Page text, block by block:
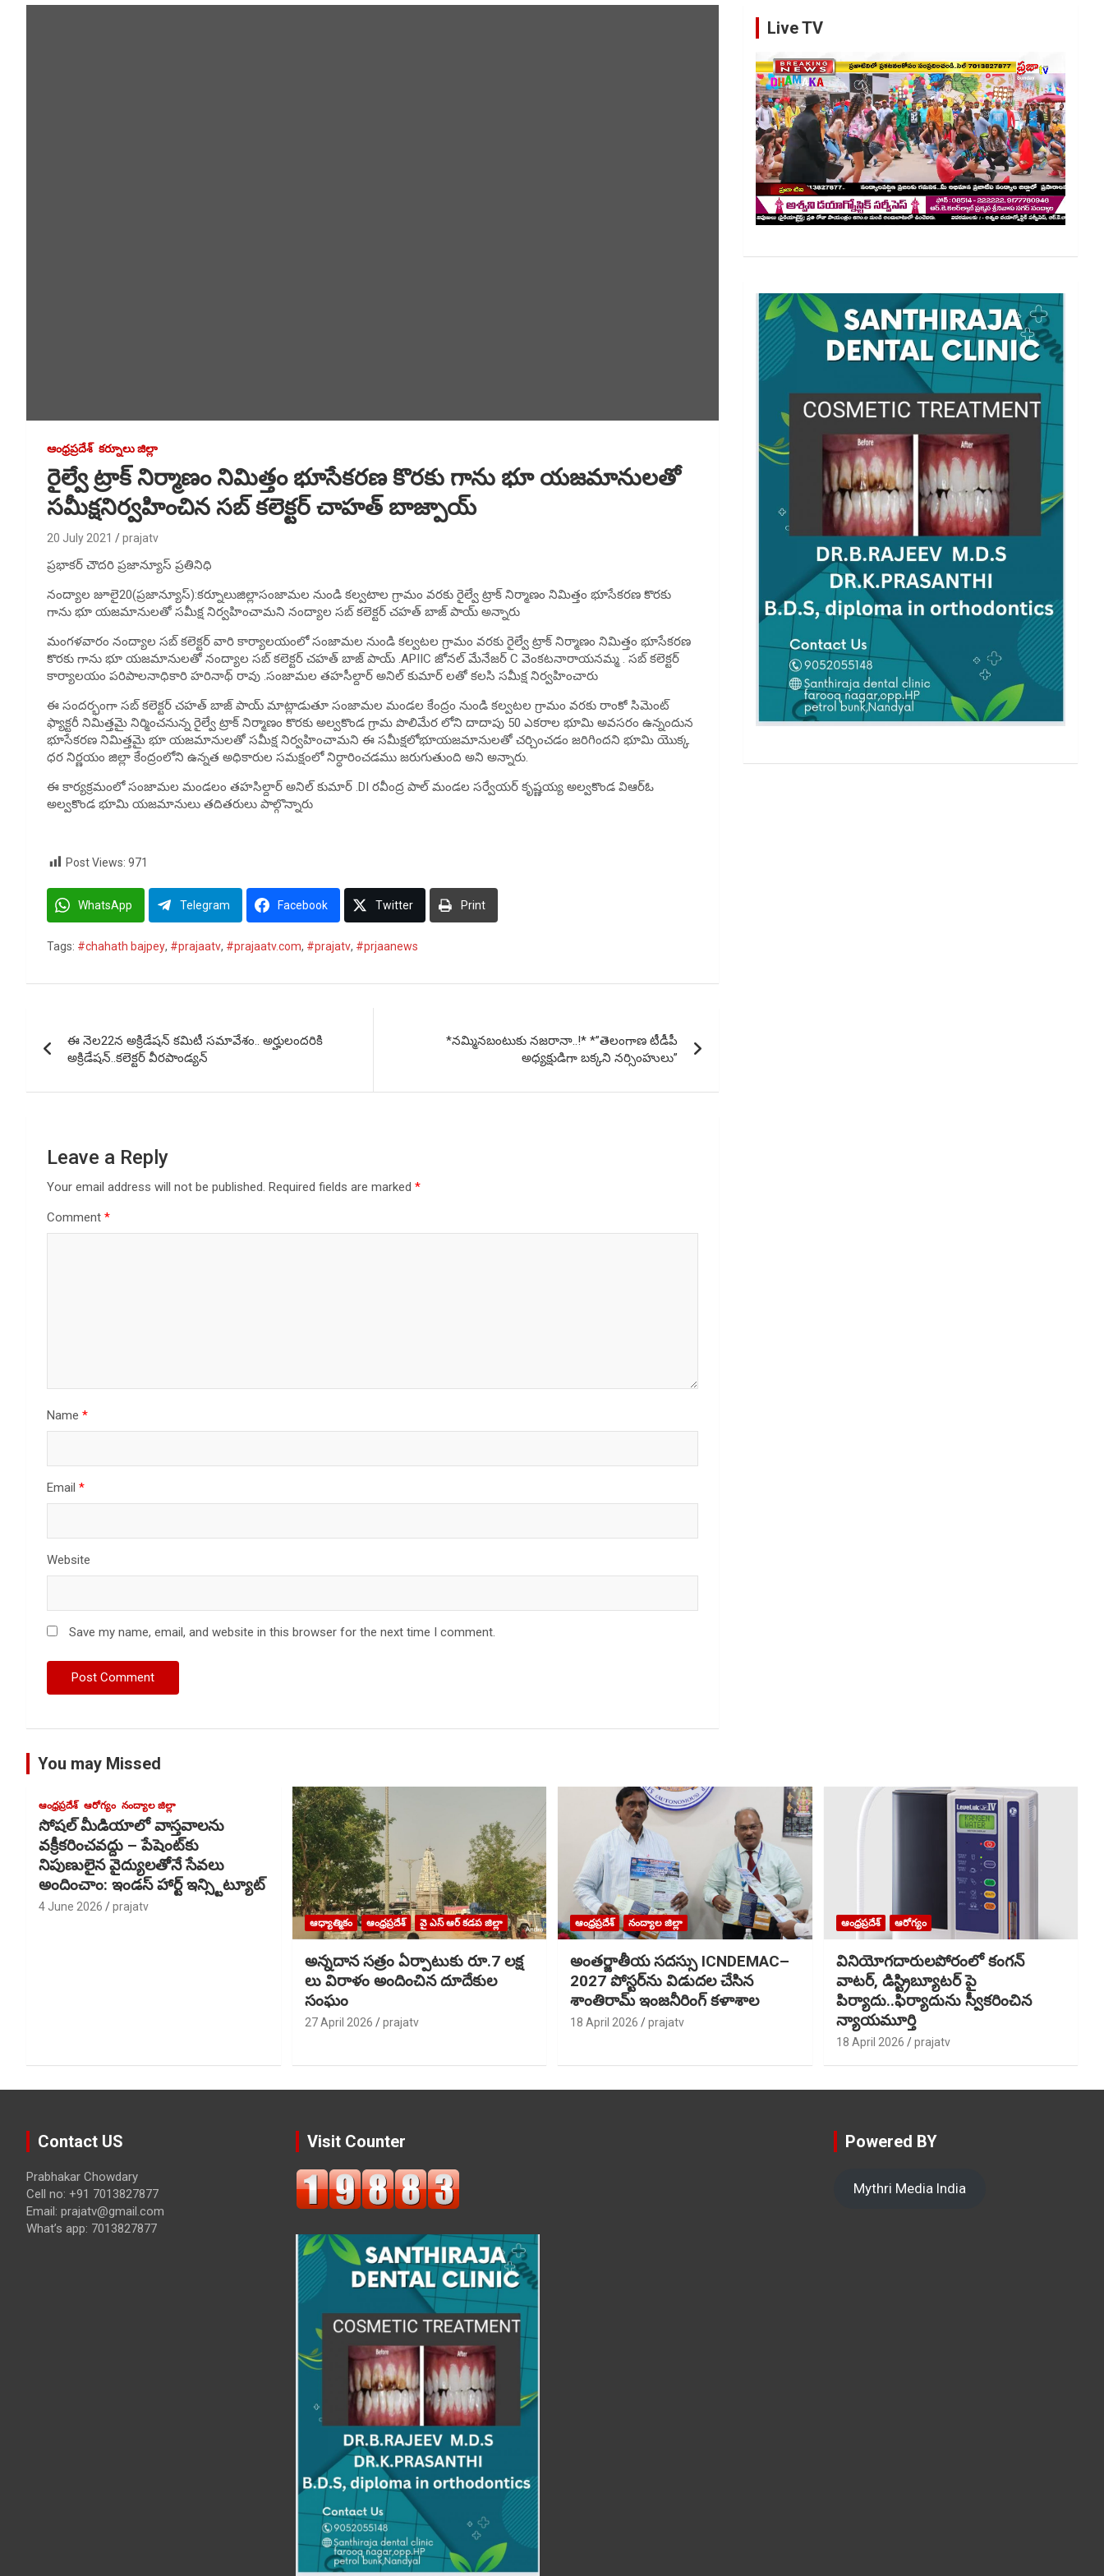
ఆంధ్రప్రదేశ్ కర్నూలు జిల్లా
రైల్వే ట్రాక్ నిర్మాణం నిమిత్తం భూసేకరణ కొరకు గాను భూ యజమానులతో
సమీక్షనిర్వహించిన సబ్ కలెక్టర్ చాహత్ బాజ్పాయ్
20 July 2021 prajatv
ప్రభాకర్ చౌదరి ప్రజాన్యూస్ ప్రతినిధి
నంద్యాల జూలై20(ప్రజాన్యూస్):కర్నూలుజిల్లాసంజామల నుండి కల్వటాల గ్రామం వరకు రైల్వే ట్రాక్ నిర్మాణం నిమిత్తం భూసేకరణ కొరకు
గాను భూ యజమానులతో సమీక్ష నిర్వహించామని నంద్యాల సబ్ కలెక్టర్ చహత్ బాజ్ పాయ్ అన్నారు
మంగళవారం నంద్యాల సబ్ కలెక్టర్ వారి కార్యాలయంలో సంజామల నుండి కల్వటల గ్రామం వరకు రైల్వే ట్రాక్ నిర్మాణం నిమిత్తం భూసేకరణ
కొరకు గాను భూ యజమానులతో నంద్యాల సబ్ కలెక్టర్ చహత్ బాజ్ పాయ్ .APIIC జోనల్ మేనేజర్ C వెంకటనారాయనమ్మ . సబ్ కలెక్టర్
కార్యాలయం పరిపాలనాధికారి హరినాథ్ రావు .సంజామల తహసీల్దార్ అనిల్ కుమార్ లతో కలసి సమీక్ష నిర్వహించారు
ఈ సందర్భంగా సబ్ కలెక్టర్ చహత్ బాజ్ పాయ్ మాట్లాడుతూ సంజామల మండల కేంద్రం నుండి కల్వటల గ్రామం వరకు రాంకో సిమెంట్
ఫ్యాక్టరీ నిమిత్తమై నిర్మించనున్న రైల్వే ట్రాక్ నిర్మాణం కొరకు అల్వకొండ గ్రామ పొలిమేర లోని దాదాపు 50 ఎకరాల భూమి అవసరం ఉన్నందున
భూసేకరణ నిమిత్తమై భూ యజమానులతో సమీక్ష నిర్వహించామని ఈ సమీక్షలోభూయజమానులతో చర్చించడం జరిగిందని భూమి యొక్క
ధర నిర్ణయం జిల్లా కేంద్రంలోని ఉన్నత అధికారుల సమక్షంలో నిర్ధారించడము జరుగుతుంది అని అన్నారు.
ఈ కార్యక్రమంలో సంజామల మండలం తహసిల్దార్ అనిల్ కుమార్ .DI రవీంద్ర పాల్ మండల సర్వేయర్ కృష్ణయ్య అల్వకొండ విఆర్ఓ
అల్వకొండ భూమి యజమానులు తదితరులు పాల్గొన్నారు
Post Views: 971
WhatsApp Telegram Facebook Twitter Print
Tags: #chahath bajpey, #prajaatv, #prajaatv.com, #prajatv, #prjaanews
navigation
ఈ నెల22న అక్రిడేషన్ కమిటీ సమావేశం.. అర్హులందరికి
అక్రిడేషన్..కలెక్టర్ వీరపాండ్యన్
*నమ్మినబంటుకు నజరానా..!* *”తెలంగాణ టీడీపీ
అధ్యక్షుడిగా బక్కని నర్సింహులు”
Leave a Reply
Your email address will not be published. Required fields are marked *
Comment *
Name *
Email *
Website
Save my name, email, and website in this browser for the next time I comment.
Live TV
You may Missed
ఆంధ్రప్రదేశ్ ఆరోగ్యం నంద్యాల జిల్లా
సోషల్ మీడియాలో వాస్తవాలను
వక్రీకరించవద్దు – పేషెంట్‌కు
నిపుణులైన వైద్యులతోెనే సేవలు
అందించాం: ఇండస్ హార్ట్ ఇన్స్టిట్యూట్
4 June 2026 prajatv
ఆధ్యాత్మికం ఆంధ్రప్రదేశ్ వై ఎస్ ఆర్ కడప జిల్లా
అన్నదాన సత్రం ఏర్పాటుకు రూ.7 లక్ష
లు విరాళం అందించిన దూదేకుల
సంఘం
27 April 2026 prajatv
ఆంధ్రప్రదేశ్ నంద్యాల జిల్లా
అంతర్జాతీయ సదస్సు ICNDEMAC–
2027 పోస్టర్‌ను విడుదల చేసిన
శాంతిరామ్ ఇంజనీరింగ్ కళాశాల
18 April 2026 prajatv
ఆంధ్రప్రదేశ్ ఆరోగ్యం
వినియోగదారులపోరంలో కంగన్
వాటర్, డిస్ట్రిబ్యూటర్ పై
పిర్యాదు..ఫిర్యాదును స్వీకరించిన
న్యాయమూర్తి
18 April 2026 prajatv
Contact US
Prabhakar Chowdary
Cell no: +91 7013827877
Email: prajatv@gmail.com
What’s app: 7013827877
Visit Counter Powered BY
Mythri Media India